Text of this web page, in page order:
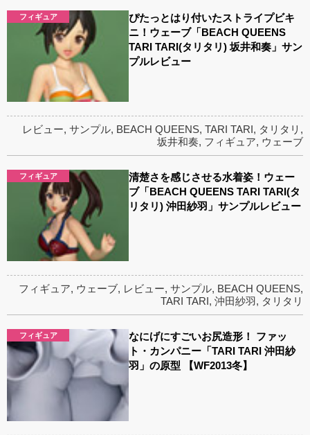
フィギュア
ぴたっとはり付いたストライプビキ
ニ！ウェーブ「BEACH QUEENS
TARI TARI(タリタリ) 坂井和奏」サン
プルレビュー
レビュー, サンプル, BEACH QUEENS, TARI TARI, タリタリ ,
坂井和奏, フィギュア, ウェーブ
フィギュア
清楚さを感じさせる水着姿！ウェー
ブ「BEACH QUEENS TARI TARI(タ
リタリ) 沖田紗羽」サンプルレビュー
フィギュア, ウェーブ, レビュー, サンプル, BEACH QUEENS,
TARI TARI, 沖田紗羽, タリタリ
フィギュア
なにげにすごいお尻造形！ ファッ
ト・カンパニー「TARI TARI 沖田紗
羽」の原型 【WF2013冬】